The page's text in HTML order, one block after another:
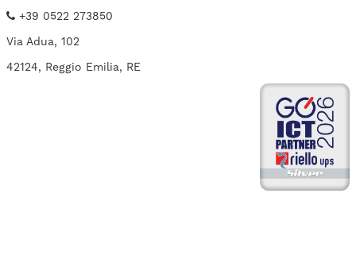
+39 0522 273850
Via Adua, 102
42124, Reggio Emilia, RE